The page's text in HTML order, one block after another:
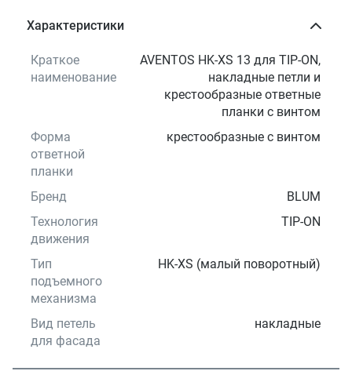
Характеристики
Краткое
наименование
AVENTOS HK-XS 13 для TIP-ON,
накладные петли и
крестообразные ответные
планки с винтом
Форма
ответной
планки
крестообразные с винтом
Бренд
BLUM
Технология
движения
TIP-ON
Тип
подъемного
механизма
HK-XS (малый поворотный)
Вид петель
для фасада
накладные